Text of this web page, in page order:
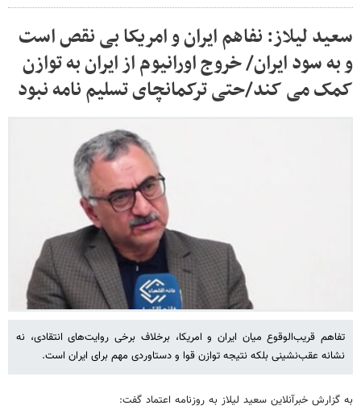
سعید لیلاز: نفاهم ایران و امریکا بی نقص است
و به سود ایران/ خروج اورانیوم از ایران به توازن
کمک می کند/حتی ترکمانچای تسلیم نامه نبود
تفاهم قریب‌الوقوع میان ایران و امریکا، برخلاف برخی روایت‌های انتقادی، نه
نشانه عقب‌نشینی بلکه نتیجه توازن قوا و دستاوردی مهم برای ایران است.
به گزارش خبرآنلاین سعید لیلاز به روزنامه اعتماد گفت: